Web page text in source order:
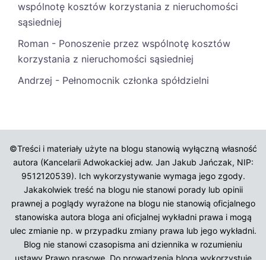
wspólnotę kosztów korzystania z nieruchomości
sąsiedniej
Roman - Ponoszenie przez wspólnotę kosztów
korzystania z nieruchomości sąsiedniej
Andrzej - Pełnomocnik członka spółdzielni
©Treści i materiały użyte na blogu stanowią wyłączną własność
autora (Kancelarii Adwokackiej adw. Jan Jakub Jańczak, NIP:
9512120539). Ich wykorzystywanie wymaga jego zgody.
Jakakolwiek treść na blogu nie stanowi porady lub opinii
prawnej a poglądy wyrażone na blogu nie stanowią oficjalnego
stanowiska autora bloga ani oficjalnej wykładni prawa i mogą
ulec zmianie np. w przypadku zmiany prawa lub jego wykładni.
Blog nie stanowi czasopisma ani dziennika w rozumieniu
ustawy Prawo prasowe. Do prowadzenia bloga wykorzystuje